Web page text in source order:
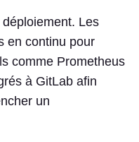
déploiement. Les
en continu pour
comme Prometheus
à GitLab afin
un